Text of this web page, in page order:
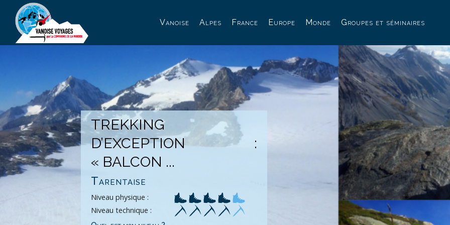
Vanoise Alpes France Europe Monde Groupes et séminaires
TREKKING
D’EXCEPTION :
« BALCON ...
Tarentaise
Niveau physique :
Niveau technique :
Panneau de gestion des cookies